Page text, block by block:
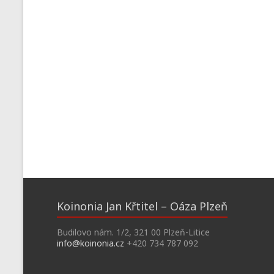
Koinonia Jan Křtitel – Oáza Plzeň
Budilovo nám. 1/2, 321 00 Plzeň-Litice
info@koinonia.cz +420 734 787 092